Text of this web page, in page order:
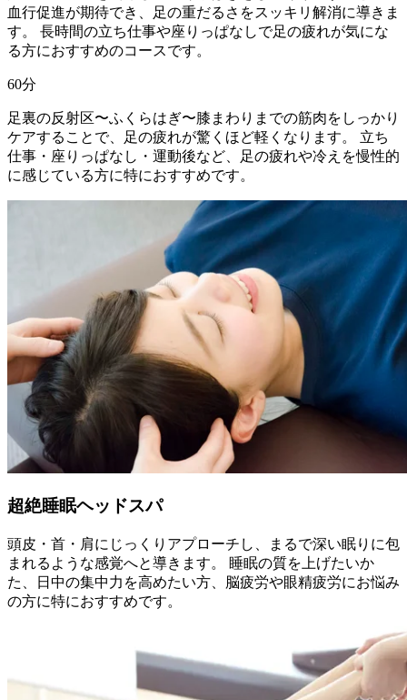
血行促進が期待でき、足の重だるさをスッキリ解消に導きま
す。 長時間の立ち仕事や座りっぱなしで足の疲れが気にな
る方におすすめのコースです。
60分
足裏の反射区〜ふくらはぎ〜膝まわりまでの筋肉をしっかり
ケアすることで、足の疲れが驚くほど軽くなります。 立ち
仕事・座りっぱなし・運動後など、足の疲れや冷えを慢性的
に感じている方に特におすすめです。
超絶睡眠ヘッドスパ
頭皮・首・肩にじっくりアプローチし、まるで深い眠りに包
まれるような感覚へと導きます。 睡眠の質を上げたいか
た、日中の集中力を高めたい方、脳疲労や眼精疲労にお悩み
の方に特におすすめです。